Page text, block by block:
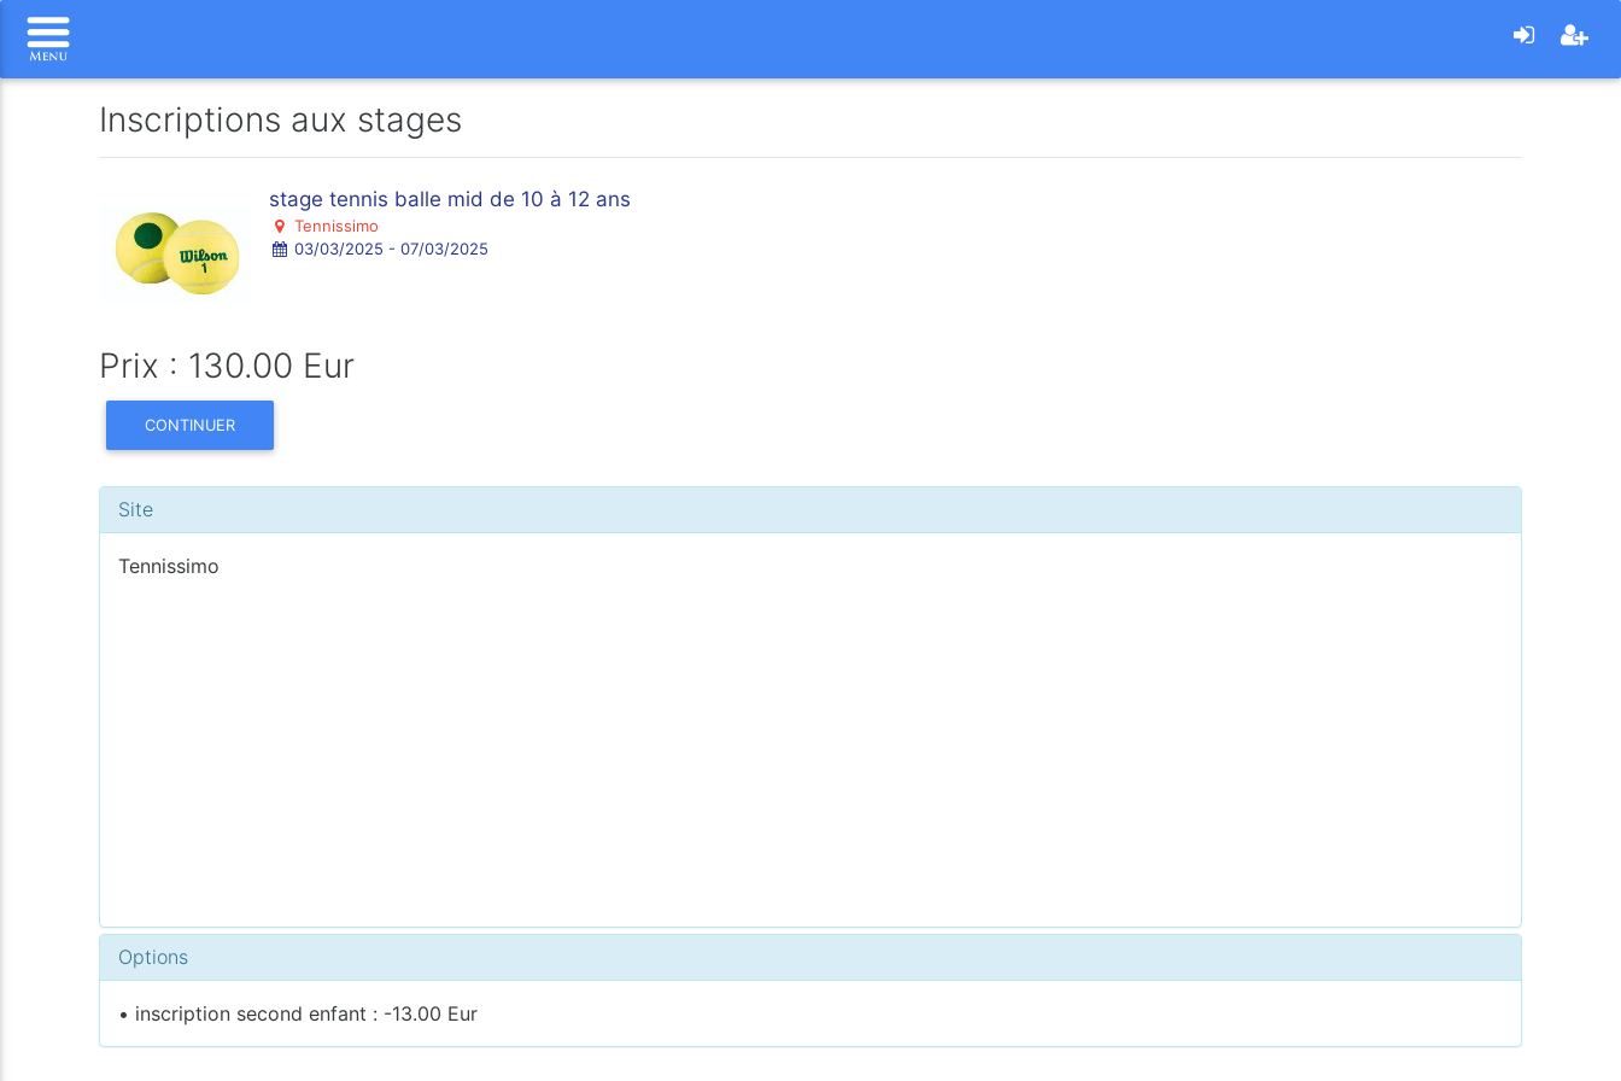
Inscriptions aux stages
stage tennis balle mid de 10 à 12 ans
Tennissimo
03/03/2025 - 07/03/2025
Prix : 130.00 Eur
CONTINUER
Site
Tennissimo
Options
• inscription second enfant : -13.00 Eur